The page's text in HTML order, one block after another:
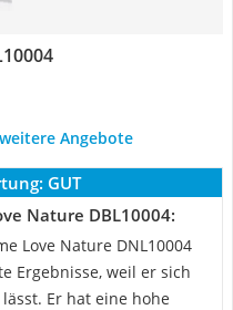
Angebote
GUT
Nature DBL10004:
Love Nature DNL10004
Ergebnisse, weil er sich
Er hat eine hohe